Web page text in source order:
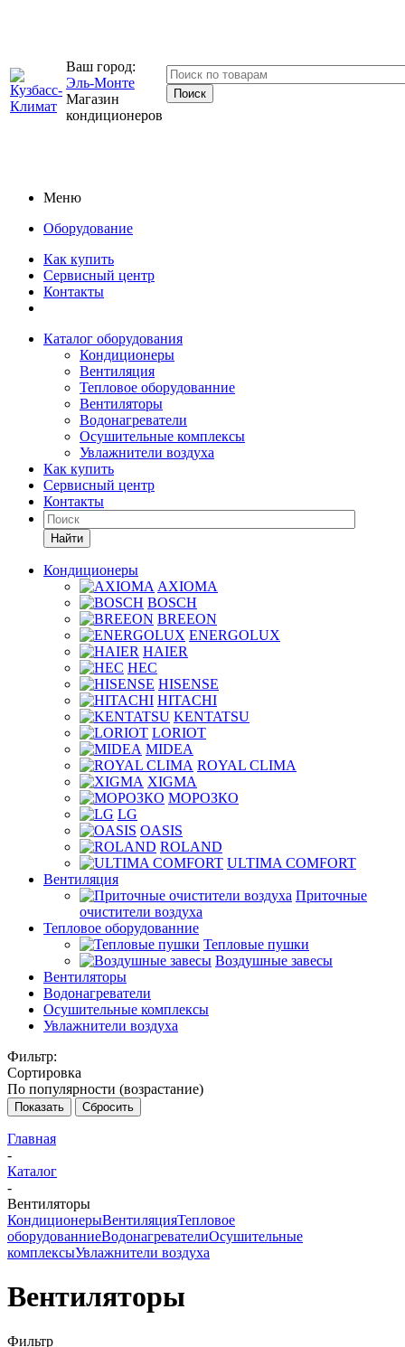
Ваш город:
Эль-Монте
Магазин
кондиционеров
Меню
Оборудование
Как купить
Сервисный центр
Контакты
Каталог оборудования
Кондиционеры
Вентиляция
Тепловое оборудованние
Вентиляторы
Водонагреватели
Осушительные комплексы
Увлажнители воздуха
Как купить
Сервисный центр
Контакты
Найти
Кондиционеры
AXIOMA
BOSCH
BREEON
ENERGOLUX
HAIER
HEC
HISENSE
HITACHI
KENTATSU
LORIOT
MIDEA
ROYAL CLIMA
XIGMA
МОРОЗКО
LG
OASIS
ROLAND
ULTIMA COMFORT
Вентиляция
Приточные
очистители воздуха
Тепловое оборудованние
Тепловые пушки
Воздушные завесы
Вентиляторы
Водонагреватели
Осушительные комплексы
Увлажнители воздуха
Фильтр:
Сортировка
По популярности (возрастание)
Показать Сбросить
Главная
-
Каталог
-
Вентиляторы
КондиционерыВентиляцияТепловое
оборудованниеВодонагревателиОсушительные
комплексыУвлажнители воздуха
Вентиляторы
Фильтр